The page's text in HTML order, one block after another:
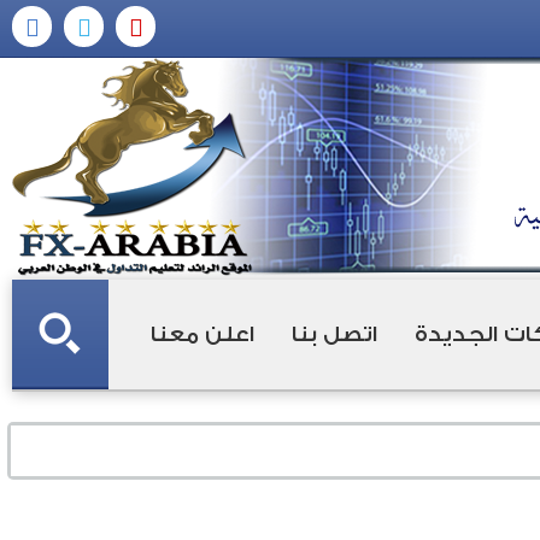
الجديدة اتصل بنا اعلن معنا